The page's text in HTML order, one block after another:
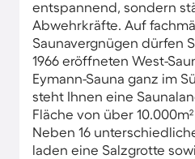
entspannend, sondern
Abwehrkräfte. Auf
Saunavergnügen dürfen
1966 eröffneten West-
Eymann-Sauna ganz im
steht Ihnen eine
Fläche von über
Neben 16
laden eine Salzgrotte